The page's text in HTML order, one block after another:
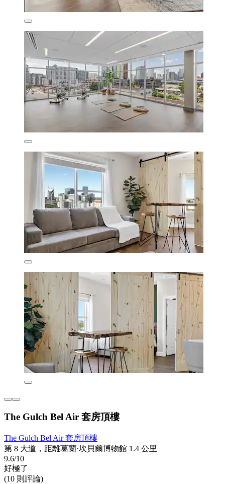
The Gulch Bel Air 套房頂樓
The Gulch Bel Air 套房頂樓
第 8 大道，距離葛蘭·坎貝爾博物館 1.4 公里
9.6/10
好極了
(10 則評論)